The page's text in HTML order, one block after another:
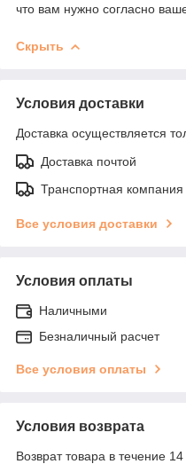
что вам нужно согласно
Скрыть
Условия доставки
Доставка осуществляется
Доставка почтой
Транспортная компания
Все условия доставки
Условия оплаты
Наличными
Безналичный расчет
Все условия оплаты
Условия возврата
Возврат товара в течение